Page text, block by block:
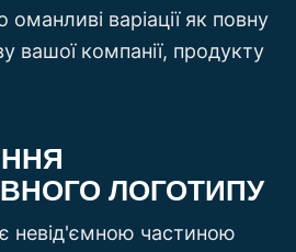
оманливі варіації як повну
вашої компанії, продукту
ЛОГОТИПУ
невід'ємною частиною